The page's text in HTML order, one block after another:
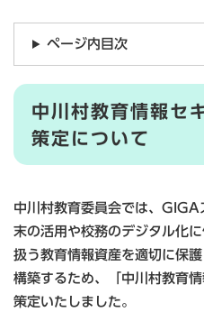
ページ内目次
中川村教育情報セ
策定について
中川村教育委員会では、
末の活用や校務のデジタル化
扱う教育情報資産を適切に保
構築するため、「中川村教育
策定いたしました。